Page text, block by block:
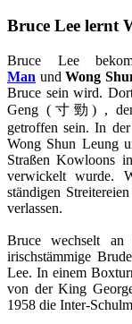
Bruce Lee lernt
Bruce Lee
Man undWong
Bruce sein wird.
Geng (寸勁) , den
getroffen sein. In
Wong Shun Leung
Straßen Kowloons
verwickelt wurde.
ständigen
verlassen.
Bruce wechselt
irischstämmige
Lee. In einem
von der King
1958 die Inter-